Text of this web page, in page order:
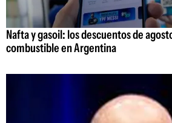
Nafta y gasoil: los descuentos de
combustible en Argentina